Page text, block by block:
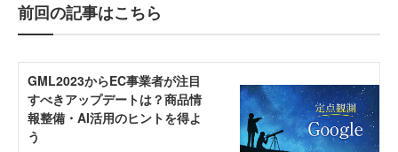
前回の記事はこちら